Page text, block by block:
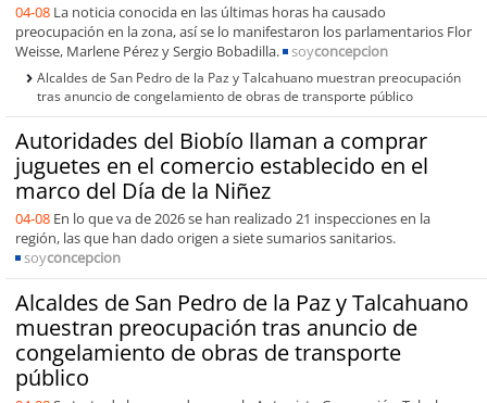
04-08 La noticia conocida en las últimas horas ha causado
preocupación en la zona, así se lo manifestaron los parlamentarios Flor
Weisse, Marlene Pérez y Sergio Bobadilla.
soyconcepcion
Alcaldes de San Pedro de la Paz y Talcahuano muestran preocupación
tras anuncio de congelamiento de obras de transporte público
Autoridades del Biobío llaman a comprar
juguetes en el comercio establecido en el
marco del Día de la Niñez
04-08 En lo que va de 2026 se han realizado 21 inspecciones en la
región, las que han dado origen a siete sumarios sanitarios.
soyconcepcion
Alcaldes de San Pedro de la Paz y Talcahuano
muestran preocupación tras anuncio de
congelamiento de obras de transporte
público